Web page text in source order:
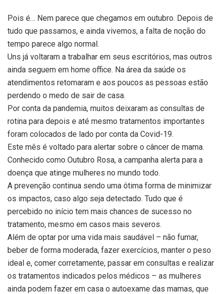
Pois é… Nem parece que chegamos em outubro. Depois de
tudo que passamos, e ainda vivemos, a falta de noção do
tempo parece algo normal.
Uns já voltaram a trabalhar em seus escritórios, mas outros
ainda seguem em home office. Na área da saúde os
atendimentos retomaram e aos poucos as pessoas estão
perdendo o medo de sair de casa.
Por conta da pandemia, muitos deixaram as consultas de
rotina para depois e até mesmo tratamentos importantes
foram colocados de lado por conta da Covid-19.
Este mês é voltado para alertar sobre o câncer de mama.
Conhecido como Outubro Rosa, a campanha alerta para a
doença que atinge mulheres no mundo todo.
A prevenção continua sendo uma ótima forma de minimizar
os impactos, caso algo seja detectado. Tudo que é
percebido no início tem mais chances de sucesso no
tratamento, mesmo em casos mais severos.
Além de optar por uma vida mais saudável – não fumar,
beber de forma moderada, fazer exercícios, manter o peso
ideal e, comer corretamente, passar em consultas e realizar
os tratamentos indicados pelos médicos – as mulheres
ainda podem fazer em casa o autoexame das mamas, que